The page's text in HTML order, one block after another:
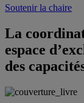
Soutenir la chaire
La
espace
des